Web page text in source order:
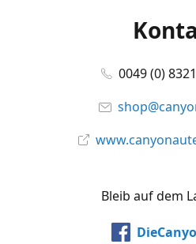
0049 (0)
Bleib auf dem